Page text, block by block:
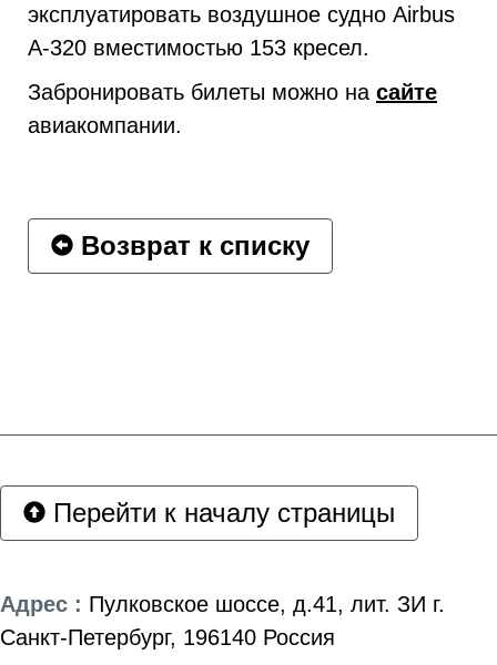
эксплуатировать воздушное судно Airbus
A-320 вместимостью 153 кресел.
Забронировать билеты можно на сайте
авиакомпании.
Возврат к списку
Перейти к началу страницы
Адрес : Пулковское шоссе, д.41, лит. ЗИ г.
Санкт-Петербург, 196140 Россия